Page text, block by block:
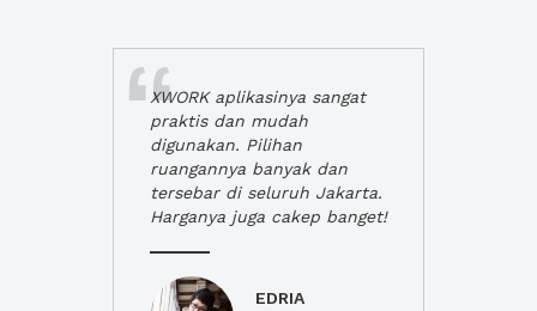
XWORK aplikasinya sangat
praktis dan mudah
digunakan. Pilihan
ruangannya banyak dan
tersebar di seluruh Jakarta.
Harganya juga cakep banget!
EDRIA